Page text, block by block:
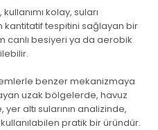
kolay, suları
tespitini sağlayan bir
canlı besiyeri ya da aerobik
benzer mekanizmaya
uzak bölgelerde, havuz
altı sularının analizinde,
pratik bir üründür.